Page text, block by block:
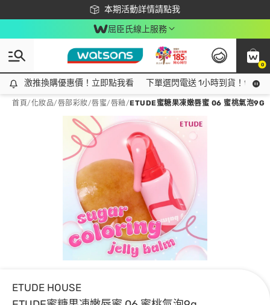
本期活動詳情請點我
下載app最高回饋$350
屈臣氏線上服務
0
激推換購優惠價！立即點我看
激推換購優惠價！立即點我看 下單選閃電送 1小時到貨！領神
首頁/化妝品/唇部彩妝/唇蜜/唇釉/ETUDE蜜糖果凍嫩唇蜜 06 蜜桃氣泡9G
ETUDE HOUSE